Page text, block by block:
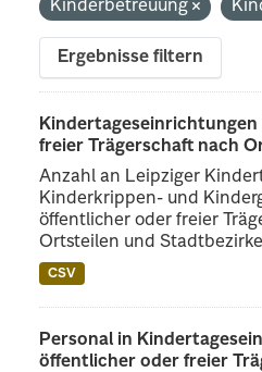
Kinderbetreuung
Ergebnisse filtern
freier Trägerschaft nach
Anzahl an Leipziger
Kinderkrippen- und
öffentlicher oder freier
Ortsteilen und
CSV
Personal in
öffentlicher oder freier